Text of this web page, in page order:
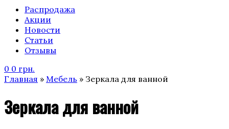
Распродажа
Акции
Новости
Статьи
Отзывы
0 0 грн.
Главная » Мебель » Зеркала для ванной
Зеркала для ванной